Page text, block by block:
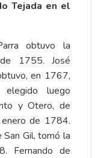
Tejada en el
obtuvo la
1755. José
en 1767,
elegido luego
y Otero, de
de 1784.
San Gil, tomó la
Fernando de